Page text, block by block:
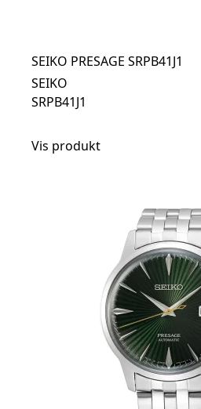
SEIKO PRESAGE SRPB41J1
SEIKO
SRPB41J1
Vis produkt